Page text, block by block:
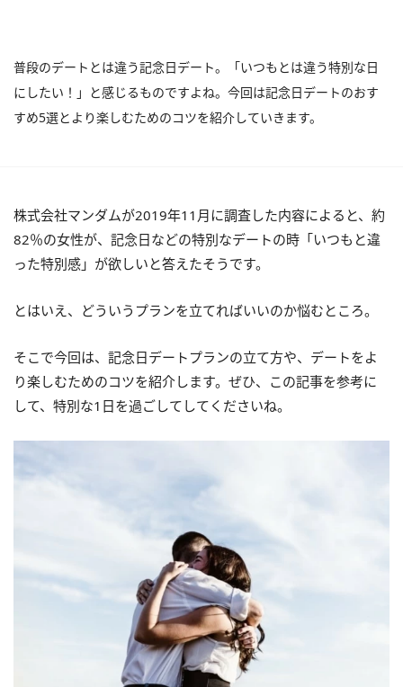
普段のデートとは違う記念日デート。「いつもとは違う特別な日
にしたい！」と感じるものですよね。今回は記念日デートのおす
すめ5選とより楽しむためのコツを紹介していきます。
株式会社マンダムが2019年11月に調査した内容によると、約
82％の女性が、記念日などの特別なデートの時「いつもと違
った特別感」が欲しいと答えたそうです。
とはいえ、どういうプランを立てればいいのか悩むところ。
そこで今回は、記念日デートプランの立て方や、デートをよ
り楽しむためのコツを紹介します。ぜひ、この記事を参考に
して、特別な1日を過ごしてしてくださいね。